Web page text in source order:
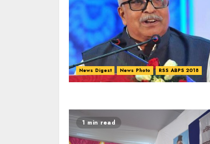
News Digest News Photo RSS ABPS 2018
1 min read